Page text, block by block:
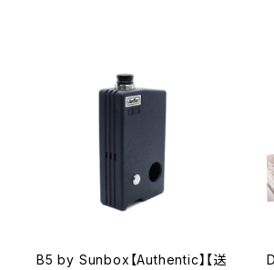
B5 by Sunbox【Authentic】【送